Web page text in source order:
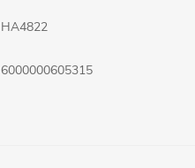
HA4822
6000000605315